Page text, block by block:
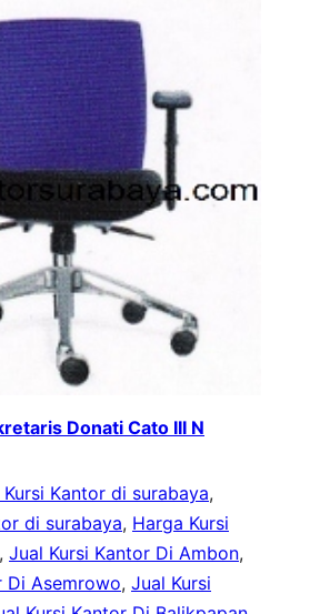
Donati Cato III N
Kantor di surabaya
di surabaya, Harga Kursi
, Jual Kursi Kantor Di Ambon
Di Asemrowo, Jual Kursi